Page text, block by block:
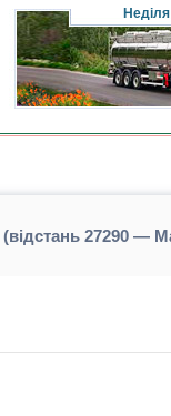
Неділя
27290 —